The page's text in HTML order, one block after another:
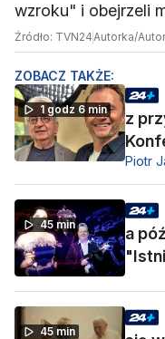
wzroku" i obejrzeli
Źródło: TVN24Autorka/
ZOBACZ TAKŻE:
1 godz 6 min
z
Piotr
45 min
a
45 min